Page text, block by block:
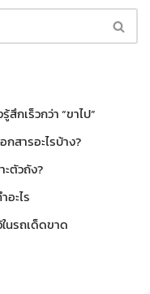
กเร็วกว่า “ขาไป”
สารอะไรบ้าง?
ตัวถัง?
อะไร
ในรถเด็ดขาด